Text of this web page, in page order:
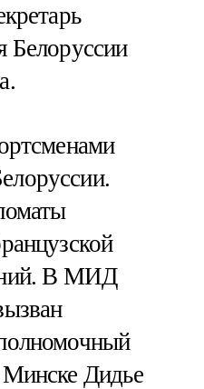
Белоруссии
В МИД
Дидье